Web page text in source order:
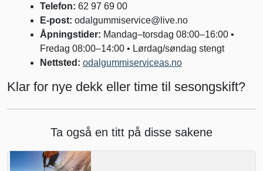
Telefon: 62 97 69 00
E-post: odalgummiservice@live.no
Åpningstider: Mandag–torsdag 08:00–16:00 •
Fredag 08:00–14:00 • Lørdag/søndag stengt
Nettsted: odalgummiserviceas.no
Klar for nye dekk eller time til sesongskift?
Ta også en titt på disse sakene